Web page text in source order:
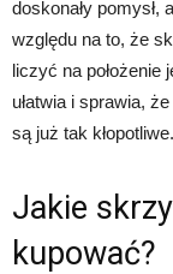
doskonały
względu na to, że
liczyć na położenie
ułatwia i sprawia,
są już tak kłopotliwe.
Jakie
kupować?